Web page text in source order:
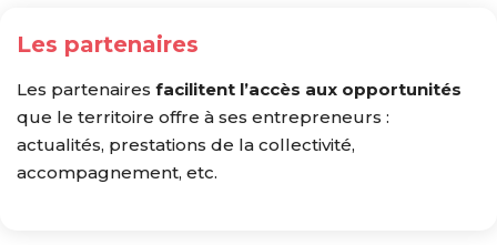
Les partenaires
Les partenaires facilitent l’accès aux opportunités
que le territoire offre à ses entrepreneurs :
actualités, prestations de la collectivité,
accompagnement, etc.